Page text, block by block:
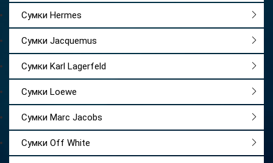
Сумки Hermes
Сумки Jacquemus
Сумки Karl Lagerfeld
Сумки Loewe
Сумки Marc Jacobs
Сумки Off White